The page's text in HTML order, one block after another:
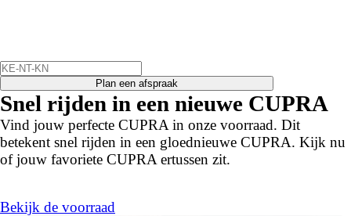
Plan een afspraak
Snel rijden in een nieuwe CUPRA
Vind jouw perfecte CUPRA in onze voorraad. Dit
betekent snel rijden in een gloednieuwe CUPRA. Kijk nu
of jouw favoriete CUPRA ertussen zit.
Bekijk de voorraad